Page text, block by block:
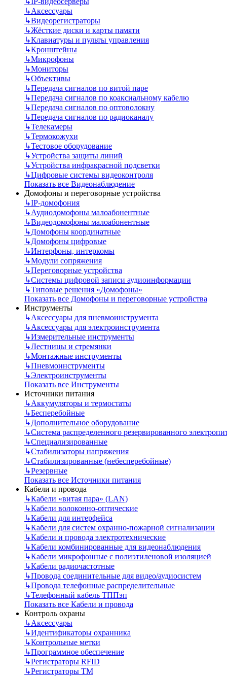
↳Аксессуары
↳Видеорегистраторы
↳Жёсткие диски и карты памяти
↳Клавиатуры и пульты управления
↳Кронштейны
↳Микрофоны
↳Мониторы
↳Объективы
↳Передача сигналов по витой паре
↳Передача сигналов по коаксиальному кабелю
↳Передача сигналов по оптоволокну
↳Передача сигналов по радиоканалу
↳Телекамеры
↳Термокожухи
↳Тестовое оборудование
↳Устройства защиты линий
↳Устройства инфракрасной подсветки
↳Цифровые системы видеоконтроля
Показать все Видеонаблюдение
Домофоны и переговорные устройства
↳IP-домофония
↳Аудиодомофоны малоабонентные
↳Видеодомофоны малоабонентные
↳Домофоны координатные
↳Домофоны цифровые
↳Интерфоны, интеркомы
↳Модули сопряжения
↳Переговорные устройства
↳Системы цифровой записи аудиоинформации
↳Типовые решения «Домофоны»
Показать все Домофоны и переговорные устройства
Инструменты
↳Аксессуары для пневмоинструмента
↳Аксессуары для электроинструмента
↳Измерительные инструменты
↳Лестницы и стремянки
↳Монтажные инструменты
↳Пневмоинструменты
↳Электроинструменты
Показать все Инструменты
Источники питания
↳Аккумуляторы и термостаты
↳Бесперебойные
↳Дополнительное оборудование
↳Система распределенного резервированного
↳Специализированные
↳Стабилизаторы напряжения
↳Стабилизированные (небесперебойные)
↳Резервные
Показать все Источники питания
Кабели и провода
↳Кабели «витая пара» (LAN)
↳Кабели волоконно-оптические
↳Кабели для интерфейса
↳Кабели для систем охранно-пожарной сигнализации
↳Кабели и провода электротехнические
↳Кабели комбинированные для видеонаблюдения
↳Кабели микрофонные с полиэтиленовой изоляцией
↳Кабели радиочастотные
↳Провода соединительные для видео/аудиосистем
↳Провода телефонные распределительные
↳Телефонный кабель ТППэп
Показать все Кабели и провода
Контроль охраны
↳Аксессуары
↳Идентификаторы охранника
↳Контрольные метки
↳Программное обеспечение
↳Регистраторы RFID
↳Регистраторы ТМ